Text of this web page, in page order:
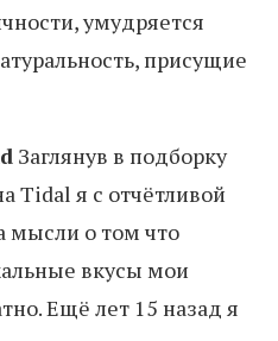
умудряется
присущие
Заглянув в подборку
Tidal я с отчётливой
мысли о том что
вкусы мои
Ещё лет 15 назад я